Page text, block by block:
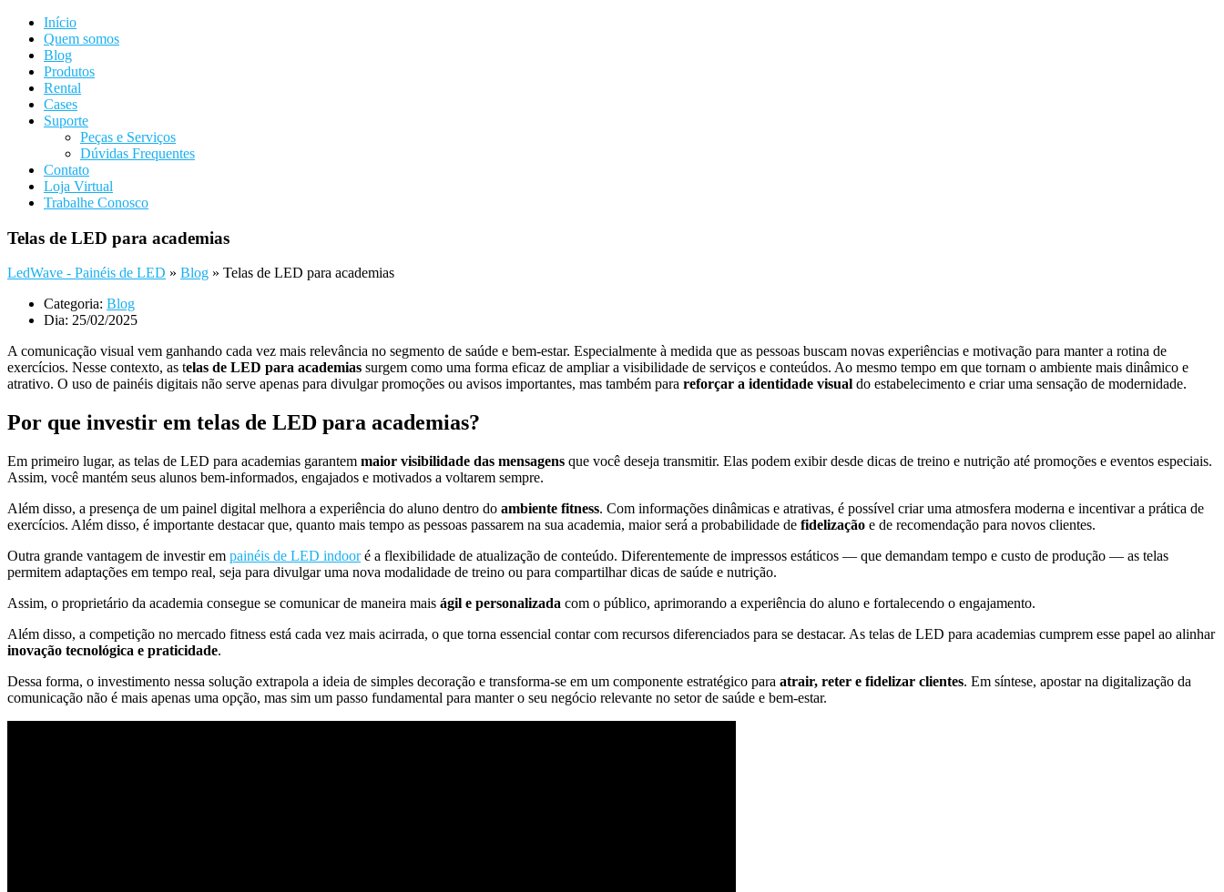
Início
Quem somos
Blog
Produtos
Rental
Cases
Suporte
Peças e Serviços
Dúvidas Frequentes
Contato
Loja Virtual
Trabalhe Conosco
Telas de LED para academias
LedWave - Painéis de LED » Blog » Telas de LED para academias
Categoria: Blog
Dia: 25/02/2025
A comunicação visual vem ganhando cada vez mais relevância no segmento de saúde e bem-estar. Especialmente à medida que as pessoas buscam novas experiências e motivação para manter a rotina de
exercícios. Nesse contexto, as telas de LED para academias surgem como uma forma eficaz de ampliar a visibilidade de serviços e conteúdos. Ao mesmo tempo em que tornam o ambiente mais dinâmico e
atrativo. O uso de painéis digitais não serve apenas para divulgar promoções ou avisos importantes, mas também para reforçar a identidade visual do estabelecimento e criar uma sensação de modernidade.
Por que investir em telas de LED para academias?
Em primeiro lugar, as telas de LED para academias garantem maior visibilidade das mensagens que você deseja transmitir. Elas podem exibir desde dicas de treino e nutrição até promoções e eventos especiais.
Assim, você mantém seus alunos bem-informados, engajados e motivados a voltarem sempre.
Além disso, a presença de um painel digital melhora a experiência do aluno dentro do ambiente fitness. Com informações dinâmicas e atrativas, é possível criar uma atmosfera moderna e incentivar a prática de
exercícios. Além disso, é importante destacar que, quanto mais tempo as pessoas passarem na sua academia, maior será a probabilidade de fidelização e de recomendação para novos clientes.
Outra grande vantagem de investir em painéis de LED indooré a flexibilidade de atualização de conteúdo. Diferentemente de impressos estáticos — que demandam tempo e custo de produção — as telas
permitem adaptações em tempo real, seja para divulgar uma nova modalidade de treino ou para compartilhar dicas de saúde e nutrição.
Assim, o proprietário da academia consegue se comunicar de maneira mais ágil e personalizada com o público, aprimorando a experiência do aluno e fortalecendo o engajamento.
Além disso, a competição no mercado fitness está cada vez mais acirrada, o que torna essencial contar com recursos diferenciados para se destacar. As telas de LED para academias cumprem esse papel ao alinhar
inovação tecnológica e praticidade.
Dessa forma, o investimento nessa solução extrapola a ideia de simples decoração e transforma-se em um componente estratégico para atrair, reter e fidelizar clientes. Em síntese, apostar na digitalização da
comunicação não é mais apenas uma opção, mas sim um passo fundamental para manter o seu negócio relevante no setor de saúde e bem-estar.